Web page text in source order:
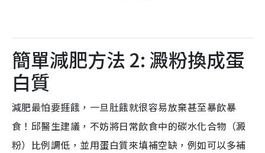
簡單減肥方法 2: 澱粉換成蛋
白質
減肥最怕要捱餓，一旦肚餓就很容易放棄甚至暴飲暴
食！邱醫生建議，不妨將日常飲食中的碳水化合物（澱
粉）比例調低，並用蛋白質來填補空缺，例如可以多補